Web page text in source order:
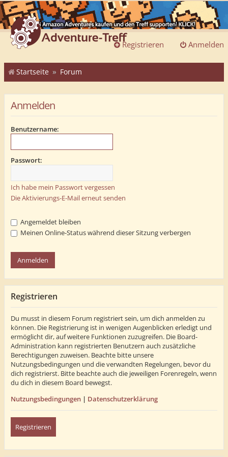
Anmelden
Registrieren
Startseite Forum
Anmelden
Benutzername:
Passwort:
Ich habe mein Passwort vergessen
Die Aktivierungs-E-Mail erneut senden
Angemeldet bleiben
Meinen Online-Status während dieser Sitzung verbergen
Registrieren
Du musst in diesem Forum registriert sein, um dich anmelden zu
können. Die Registrierung ist in wenigen Augenblicken erledigt und
ermöglicht dir, auf weitere Funktionen zuzugreifen. Die Board-
Administration kann registrierten Benutzern auch zusätzliche
Berechtigungen zuweisen. Beachte bitte unsere
Nutzungsbedingungen und die verwandten Regelungen, bevor du
dich registrierst. Bitte beachte auch die jeweiligen Forenregeln, wenn
du dich in diesem Board bewegst.
Nutzungsbedingungen | Datenschutzerklärung
Registrieren